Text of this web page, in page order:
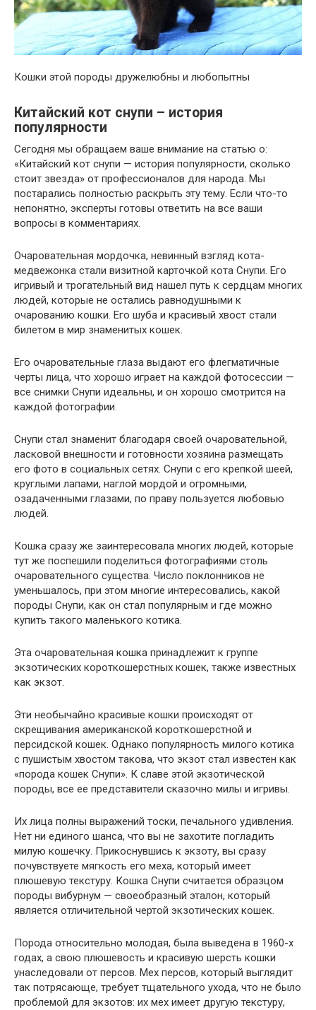
Кошки этой породы дружелюбны и любопытны
Китайский кот снупи – история
популярности
Сегодня мы обращаем ваше внимание на статью о:
«Китайский кот снупи — история популярности, сколько
стоит звезда» от профессионалов для народа. Мы
постарались полностью раскрыть эту тему. Если что-то
непонятно, эксперты готовы ответить на все ваши
вопросы в комментариях.
Очаровательная мордочка, невинный взгляд кота-
медвежонка стали визитной карточкой кота Снупи. Его
игривый и трогательный вид нашел путь к сердцам многих
людей, которые не остались равнодушными к
очарованию кошки. Его шуба и красивый хвост стали
билетом в мир знаменитых кошек.
Его очаровательные глаза выдают его флегматичные
черты лица, что хорошо играет на каждой фотосессии —
все снимки Снупи идеальны, и он хорошо смотрится на
каждой фотографии.
Снупи стал знаменит благодаря своей очаровательной,
ласковой внешности и готовности хозяина размещать
его фото в социальных сетях. Снупи с его крепкой шеей,
круглыми лапами, наглой мордой и огромными,
озадаченными глазами, по праву пользуется любовью
людей.
Кошка сразу же заинтересовала многих людей, которые
тут же поспешили поделиться фотографиями столь
очаровательного существа. Число поклонников не
уменьшалось, при этом многие интересовались, какой
породы Снупи, как он стал популярным и где можно
купить такого маленького котика.
Эта очаровательная кошка принадлежит к группе
экзотических короткошерстных кошек, также известных
как экзот.
Эти необычайно красивые кошки происходят от
скрещивания американской короткошерстной и
персидской кошек. Однако популярность милого котика
с пушистым хвостом такова, что экзот стал известен как
«порода кошек Снупи». К славе этой экзотической
породы, все ее представители сказочно милы и игривы.
Их лица полны выражений тоски, печального удивления.
Нет ни единого шанса, что вы не захотите погладить
милую кошечку. Прикоснувшись к экзоту, вы сразу
почувствуете мягкость его меха, который имеет
плюшевую текстуру. Кошка Снупи считается образцом
породы вибурнум — своеобразный эталон, который
является отличительной чертой экзотических кошек.
Порода относительно молодая, была выведена в 1960-х
годах, а свою плюшевость и красивую шерсть кошки
унаследовали от персов. Мех персов, который выглядит
так потрясающе, требует тщательного ухода, что не было
проблемой для экзотов: их мех имеет другую текстуру,